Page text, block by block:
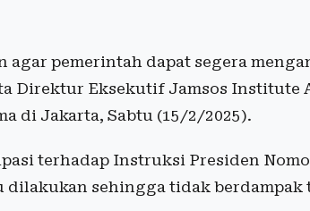
agar pemerintah dapat segera
Direktur Eksekutif Jamsos Institute
di Jakarta, Sabtu (15/2/2025).
terhadap Instruksi Presiden
dilakukan sehingga tidak